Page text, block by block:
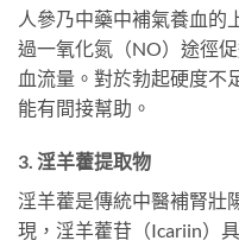
人參乃中藥中補氣養血的
過一氧化氮（NO）途徑
血流量。對於勃起硬度不
能有間接幫助。
3. 淫羊藿提取物
淫羊藿是傳統中醫補腎壯
現，淫羊藿苷（Icariin）